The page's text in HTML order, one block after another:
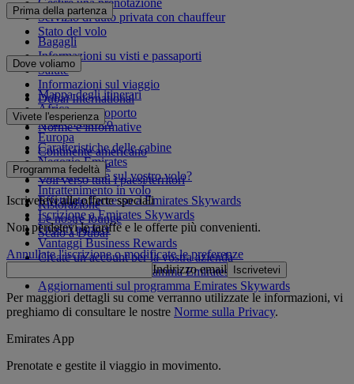
Gestire una prenotazione
Servizio di auto privata con chauffeur
Stato del volo
Prima della partenza
Bagagli
Informazioni su visti e passaporti
Salute
Informazioni sul viaggio
Dubai International
Da e per l'aeroporto
Norme e informative
Dove voliamo
Mappa degli itinerari
Africa
Asia e Pacifico
Europa
Continente americano
Medio Oriente
Voli verso tutti i paesi/territori
Vivete l'esperienza
Caratteristiche delle cabine
Negozio Emirates
Cosa troverete sul vostro volo?
Intrattenimento in volo
Ristorazione
Le nostre lounge
Scalo a Dubai
Programma fedeltà
Effettuate l'accesso a Emirates Skywards
Iscrizione a Emirates Skywards
I nostri partner
Vantaggi Business Rewards
Create un account per la vostra azienda
Regolamento del programma Emirates Skywards
Aggiornamenti sul programma Emirates Skywards
Iscrivetevi alle offerte speciali
Non perdetevi le tariffe e le offerte più convenienti.
Annullate l'iscrizione o modificate le preferenze
Indirizzo email Iscrivetevi
Per maggiori dettagli su come verranno utilizzate le informazioni, vi
preghiamo di consultare le nostre Norme sulla Privacy.
Emirates App
Prenotate e gestite il viaggio in movimento.